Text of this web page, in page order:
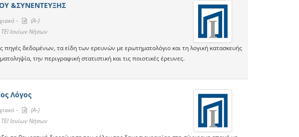
&ΣΥΝΕΝΤΕΥΞΗΣ
-
(A-)
Ιονίων Νήσων
πηγές δεδομένων, τα είδη των ερευνών με ερωτηματολόγιο και τη λογική κατασκευής
την περιγραφική στατιστική και τις ποιοτικές έρευνες.
Λόγος
-
(A-)
Ιονίων Νήσων